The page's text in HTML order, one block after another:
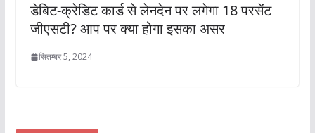
डेबिट-क्रेडिट कार्ड से लेनदेन पर लगेगा 18 परसेंट
जीएसटी? आप पर क्या होगा इसका असर
सितम्बर 5, 2024